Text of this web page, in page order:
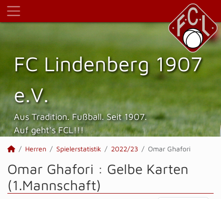
FC Lindenberg 1907
e.V.
Aus Tradition. Fußball. Seit 1907.
Auf geht's FCL!!!
Herren Spielerstatistik 2022/23 Omar Ghafori
Omar Ghafori : Gelbe Karten
(1.Mannschaft)